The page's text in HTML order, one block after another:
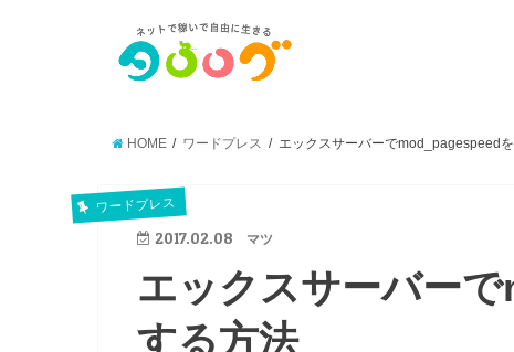
HOME ワードプレス エックスサーバーでmod_pagespeed
ワードプレス
2017.02.08 マツ
エックスサーバー
する方法